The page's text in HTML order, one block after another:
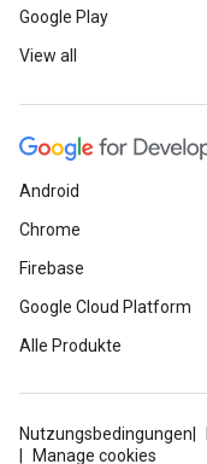
Google Play
View all
Android
Chrome
Firebase
Google Cloud Platform
Alle Produkte
Nutzungsbedingungen
Manage cookies